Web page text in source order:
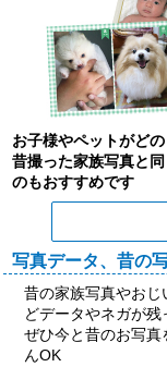
お子様やペットがど
昔撮った家族写真と
のもおすすめです
写真データ、昔の
昔の家族写真やお
どデータやネガが
ぜひ今と昔のお写
んOK